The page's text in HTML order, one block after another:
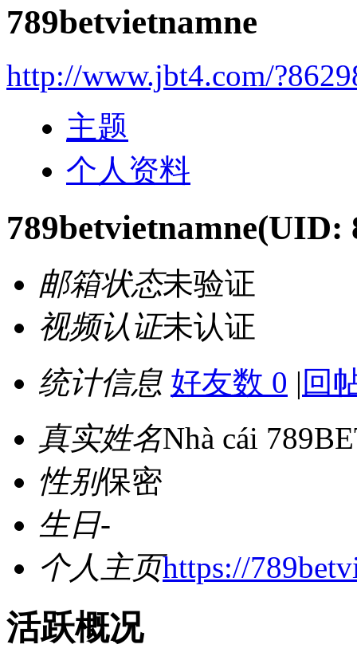
789betvietnamne
http://www.jbt4.com/
主题
个人资料
789betvietnamne(UID:
邮箱状态未验证
视频认证未认证
统计信息 好友数 0 | 回
真实姓名Nhà cái
性别保密
生日-
个人主页https://
活跃概况